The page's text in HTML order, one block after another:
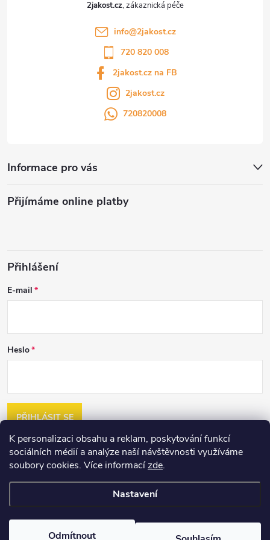
K personalizaci obsahu a reklam, poskytování funkcí
sociálních médií a analýze naší návštěvnosti využíváme
soubory cookies. Více informacízde.
Nastavení
Odmítnout
2jakost.cz
info@2jakost.cz
720 820 008
2jakost.cz na FB
2jakost.cz
720820008
Informace pro vás
Přijímáme online platby
Přihlášení
E-mail
Heslo
PŘIHLÁSIT SE
Nová registrace
Zapomenuté heslo
. Všechna práva vyhrazena.